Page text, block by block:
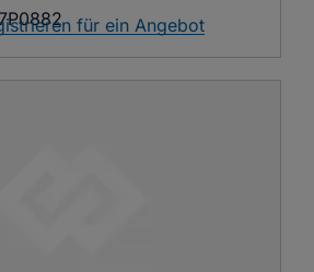
für ein Angebot